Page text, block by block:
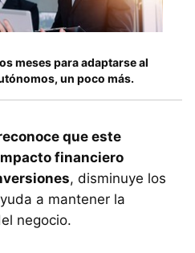
meses para adaptarse al
un poco más.
que este
financiero
, disminuye los
a mantener la
negocio.